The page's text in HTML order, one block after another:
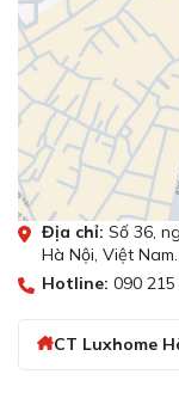
Địa chỉ: Số 36,
Hà Nội, Việt Nam.
Hotline: 090
CT Luxhome